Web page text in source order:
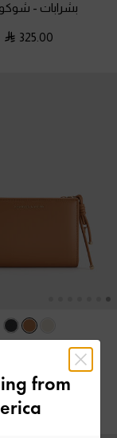
بشرابات -
325.00
محفظة إيفرليه
175.00
from